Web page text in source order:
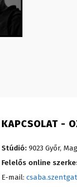
KAPCSOLAT -
Stúdió: 9023 Győr,
Felelős online
E-mail: